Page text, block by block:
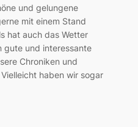
und gelungene
mit einem Stand
hat auch das Wetter
gute und interessante
Chroniken und
haben wir sogar